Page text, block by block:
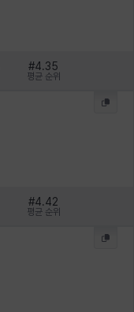
#4.35
평균 순위
#4.42
평균 순위